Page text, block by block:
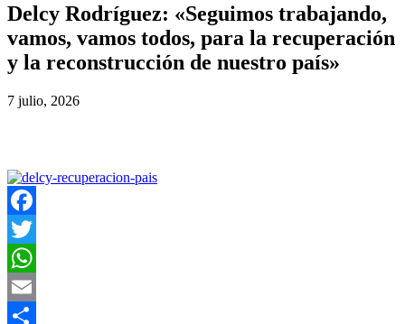
Delcy Rodríguez: «Seguimos trabajando,
vamos, vamos todos, para la recuperación
y la reconstrucción de nuestro país»
7 julio, 2026
Facebook
Twitter
WhatsApp
Email